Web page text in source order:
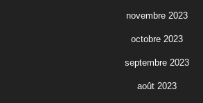
novembre 2023
octobre 2023
septembre 2023
août 2023